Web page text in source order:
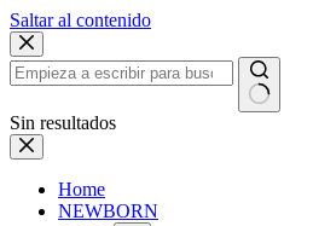
Saltar al contenido
Sin resultados
Home
NEWBORN